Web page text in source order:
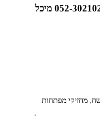
לפרטים והזמנות חייגו אליי 052-3021029 מיכל
, מחזיקי מפתחות